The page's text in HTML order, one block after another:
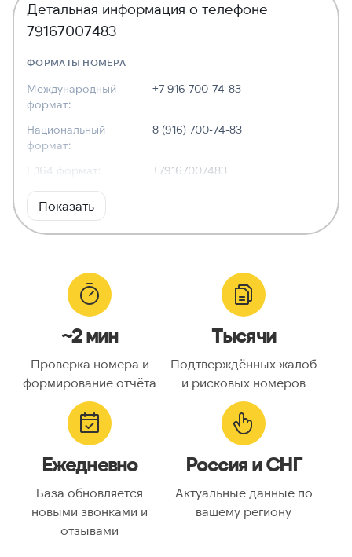
Детальная информация о телефоне
79167007483
ФОРМАТЫ НОМЕРА
Международный
формат:
+7 916 700-74-83
Национальный
формат:
8 (916) 700-74-83
E.164 формат:
+79167007483
RFC3966
формат:
Тип номера:
Оператор связи:
Национальный
9167007483
Код страны:
ГЕОЛОКАЦИЯ
Географическое
описание:
Часовые пояса:
Asia/Almaty, Asia/Anadyr,
Asia/Aqtobe, Asia/Irkutsk,
Asia/Kamchatka,
Показать
~2 мин
Проверка номера и
формирование отчёта
Тысячи
Подтверждённых жалоб
и рисковых номеров
Ежедневно
База обновляется
новыми звонками и
отзывами
Россия и СНГ
Актуальные данные по
вашему региону